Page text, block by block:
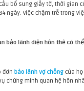
bổ sung giấy tờ, thời gian
ngày. Việc chậm trễ trong
bảo lãnh diện hôn thê có
đơn bảo lãnh vợ chồng của
chứng minh quan hệ hôn